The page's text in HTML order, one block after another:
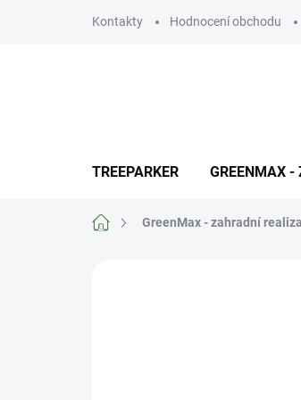
Kontakty Hodnocení obchodu
TREEPARKER GREENMAX -
Domů GreenMax - zahradní